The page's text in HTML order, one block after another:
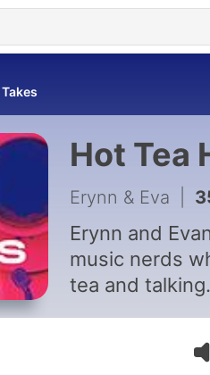
Hot Tea
Erynn & Eva 35 - I-
Erynn and
music nerds
tea and